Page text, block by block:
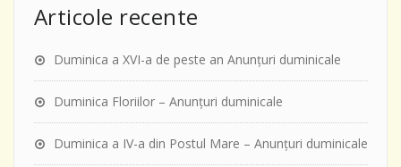
Articole recente
Duminica a XVI-a de peste an Anunţuri duminicale
Duminica Floriilor – Anunţuri duminicale
Duminica a IV-a din Postul Mare – Anunţuri duminicale